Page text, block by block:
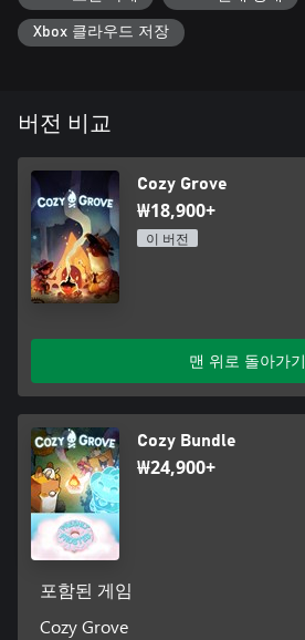
Xbox 클라우드 저장
버전 비교
Cozy Grove
₩18,900+
이 버전
맨 위로 돌아가기
Cozy Bundle
₩24,900+
포함된 게임
Cozy Grove